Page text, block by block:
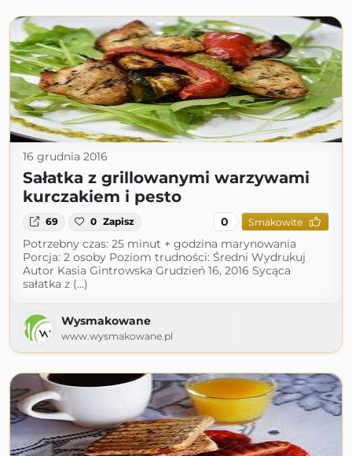
16 grudnia 2016
Sałatka z grillowanymi warzywami
kurczakiem i pesto
69 0 Zapisz 0 Smakowite
Potrzebny czas: 25 minut + godzina marynowania
Porcja: 2 osoby Poziom trudności: Średni Wydrukuj
Autor Kasia Gintrowska Grudzień 16, 2016 Sycąca
sałatka z (...)
Wysmakowane
www.wysmakowane.pl